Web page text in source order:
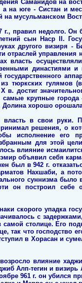
Саманидов на
на юге - Систан и
на мусульманском
правил недолго.
сын Наср II.
другого визиря -
отраслей
власть
династиями
из тюркских
достиг
самые крупные
хорошо
в свои руки.
решения, о
исполнение его
для этой
влияние
объявил себя
был в 942 г.
Нахшаби, а
суннизма было
он построил
скорого упадка
с
столице. Его
так что господство
в Хорасан и
влияние
Алп-тегин и
961 г. он убился